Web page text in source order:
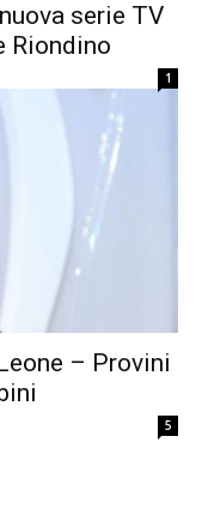
serie TV
Riondino
1
– Provini
5